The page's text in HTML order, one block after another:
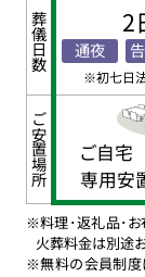
葬儀日数
ご安置場所
2
通夜
※初七日
ご自宅
専用安
※料理･返礼品･お
火葬料金は別途
※無料の会員制度